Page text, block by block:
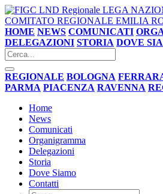
LEGA
COMITATO REGIONALE EMILIA
HOME NEWS COMUNICATI
DELEGAZIONI STORIA DOVE
REGIONALE BOLOGNA
PARMA PIACENZA RAVENNA
Home
News
Comunicati
Organigramma
Delegazioni
Storia
Dove Siamo
Contatti